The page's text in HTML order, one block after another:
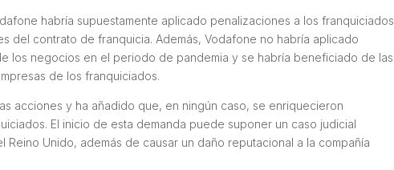
habría supuestamente aplicado penalizaciones a los franquiciados
del contrato de franquicia. Además, Vodafone no habría aplicado
los negocios en el periodo de pandemia y se habría beneficiado de las
de los franquiciados.
acciones y ha añadido que, en ningún caso, se enriquecieron
El inicio de esta demanda puede suponer un caso judicial
Unido, además de causar un daño reputacional a la compañía